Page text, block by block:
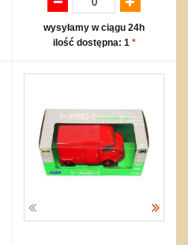
wysyłamy w ciągu 24h
ilość dostępna: 1 *